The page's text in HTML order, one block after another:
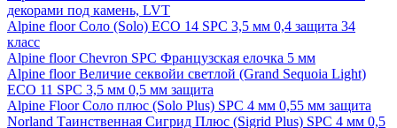
декорами под камень, LVT
Alpine floor Соло (Solo) ECO 14 SPC 3,5 мм 0,4 защита 34
класс
Alpine floor Chevron SPC Французская елочка 5 мм
Alpine floor Величие секвойи светлой (Grand Sequoia Light)
ECO 11 SPC 3,5 мм 0,5 мм защита
Alpine Floor Соло плюс (Solo Plus) SPC 4 мм 0,55 мм защита
Norland Таинственная Сигрид Плюс (Sigrid Plus) SPC 4 мм 0,5